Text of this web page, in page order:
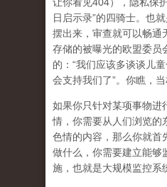
日启示录”的四骑士。也
摆出来，审查就可以畅通
存储的被曝光的欧盟委员
的：“我们应该多谈谈儿
会支持我们了”。你瞧，当
如果你只针对某项事物进
情，你需要从人们浏览的
色情的内容，那么你就首
做什么，你需要建立能够
施，也就是大规模监控系